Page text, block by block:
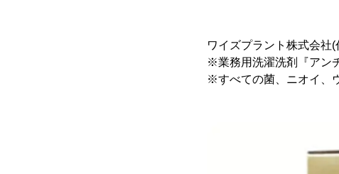
ワイズプラント株式会社
※業務用洗濯洗剤『アン
※すべての菌、ニオイ、